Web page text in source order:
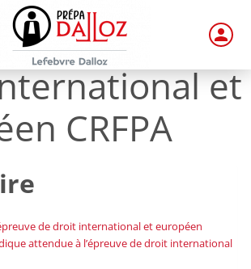
et
CRFPA
de droit international et européen
attendue à l’épreuve de droit international